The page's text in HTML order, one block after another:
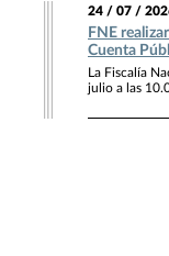
24 / 07 /
FNE
Cuenta
La Fiscalía
julio a las